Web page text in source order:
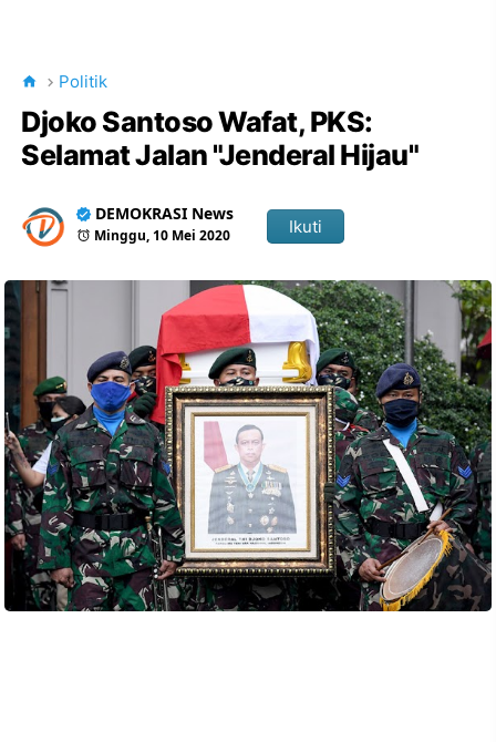
Politik
Djoko Santoso Wafat, PKS:
Selamat Jalan "Jenderal Hijau"
DEMOKRASI News
Minggu, 10 Mei 2020 Ikuti